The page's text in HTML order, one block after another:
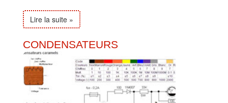
Lire la suite »
CONDENSATEURS